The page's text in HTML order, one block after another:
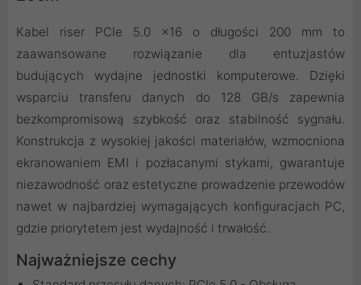
Kabel riser PCIe 5.0 x16 o długości 200 mm to
zaawansowane rozwiązanie dla entuzjastów
budujących wydajne jednostki komputerowe. Dzięki
wsparciu transferu danych do 128 GB/s zapewnia
bezkompromisową szybkość oraz stabilność sygnału.
Konstrukcja z wysokiej jakości materiałów, wzmocniona
ekranowaniem EMI i pozłacanymi stykami, gwarantuje
niezawodność oraz estetyczne prowadzenie przewodów
nawet w najbardziej wymagających konfiguracjach PC,
gdzie priorytetem jest wydajność i trwałość.
Najważniejsze cechy